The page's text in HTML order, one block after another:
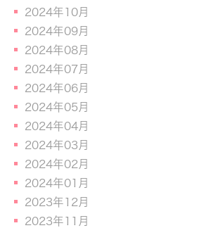
2024年10月
2024年09月
2024年08月
2024年07月
2024年06月
2024年05月
2024年04月
2024年03月
2024年02月
2024年01月
2023年12月
2023年11月